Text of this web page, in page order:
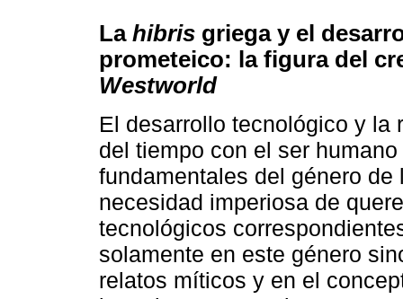
La hibris griega y el
prometeico: la figura del
Westworld
El desarrollo tecnológico y la
del tiempo con el ser
fundamentales del género
necesidad imperiosa de
tecnológicos
solamente en este género
relatos míticos y en el